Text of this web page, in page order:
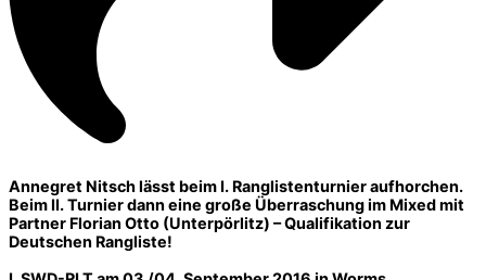
Annegret Nitsch lässt beim I. Ranglistenturnier aufhorchen.
Beim II. Turnier dann eine große Überraschung im Mixed mit
Partner Florian Otto (Unterpörlitz) – Qualifikation zur
Deutschen Rangliste!